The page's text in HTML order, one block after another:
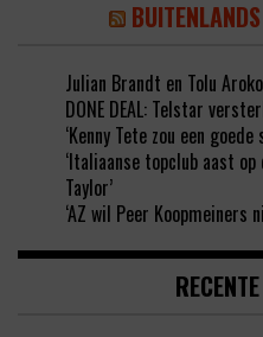
Julian Brandt en Tolu
DONE DEAL: Telstar
‘Kenny Tete zou een
‘Italiaanse topclub aast
Taylor’
‘AZ wil Peer Koopmeiners